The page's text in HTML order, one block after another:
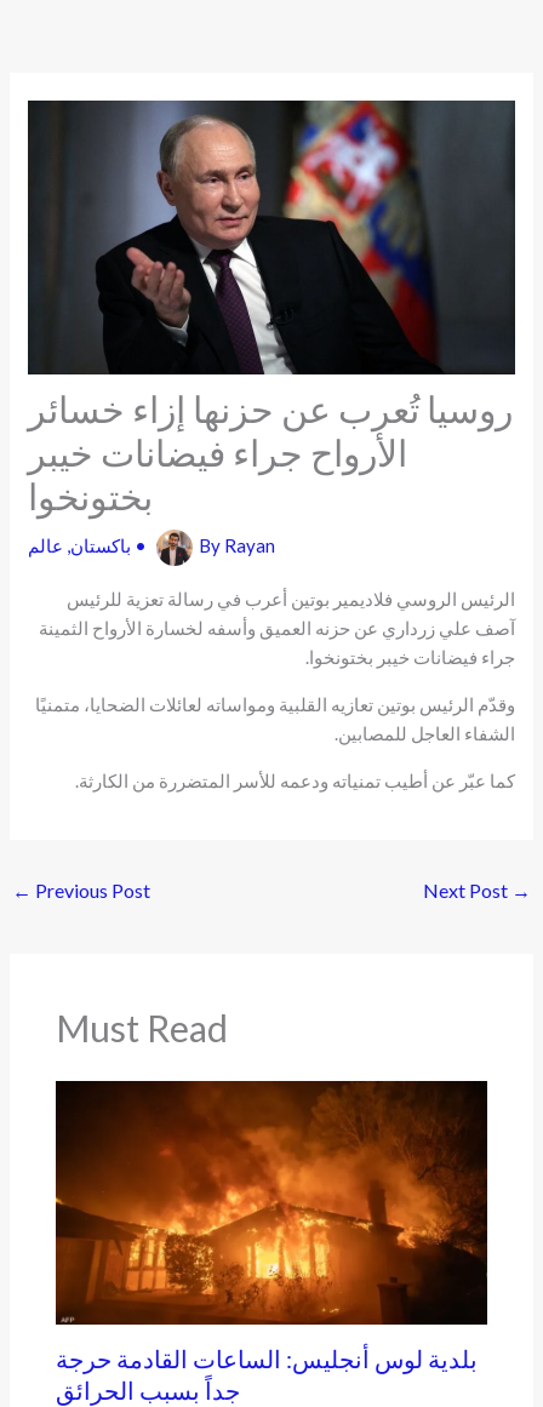
روسيا تُعرب عن حزنها إزاء خسائر
الأرواح جراء فيضانات خيبر
بختونخوا
باكستان عالم • By Rayan
الرئيس الروسي فلاديمير بوتين أعرب في رسالة تعزية للرئيس
آصف علي زرداري عن حزنه العميق وأسفه لخسارة الأرواح الثمينة
جراء فيضانات خيبر بختونخوا.
وقدّم الرئيس بوتين تعازيه القلبية ومواساته لعائلات الضحايا، متمنيًا
الشفاء العاجل للمصابين.
كما عبّر عن أطيب تمنياته ودعمه للأسر المتضررة من الكارثة.
← Previous Post Next Post →
Must Read
بلدية لوس أنجليس: الساعات القادمة حرجة
جداً بسبب الحرائق